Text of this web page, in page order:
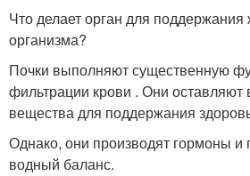
Что делает орган для поддержания
организма?
Почки выполняют существенную
фильтрации крови . Они оставляют
вещества для поддержания
Однако, они производят гормоны
водный баланс.